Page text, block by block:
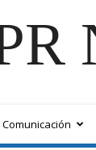
Comunicación